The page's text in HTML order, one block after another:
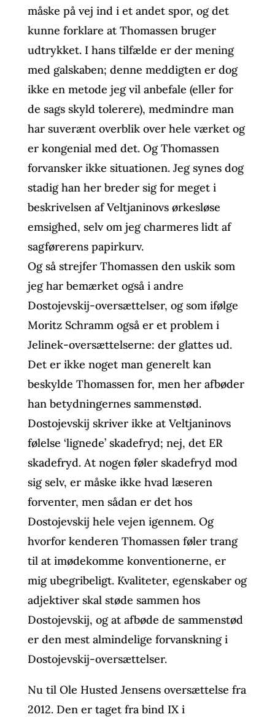
måske på vej ind i et andet spor, og det
kunne forklare at Thomassen bruger
udtrykket. I hans tilfælde er der mening
med galskaben; denne meddigten er dog
ikke en metode jeg vil anbefale (eller for
de sags skyld tolerere), medmindre man
har suverænt overblik over hele værket og
er kongenial med det. Og Thomassen
forvansker ikke situationen. Jeg synes dog
stadig han her breder sig for meget i
beskrivelsen af Veltjaninovs ørkesløse
emsighed, selv om jeg charmeres lidt af
sagførerens papirkurv.
Og så strejfer Thomassen den uskik som
jeg har bemærket også i andre
Dostojevskij-oversættelser, og som ifølge
Moritz Schramm også er et problem i
Jelinek-oversættelserne: der glattes ud.
Det er ikke noget man generelt kan
beskylde Thomassen for, men her afbøder
han betydningernes sammenstød.
Dostojevskij skriver ikke at Veltjaninovs
følelse ‘lignede’ skadefryd; nej, det ER
skadefryd. At nogen føler skadefryd mod
sig selv, er måske ikke hvad læseren
forventer, men sådan er det hos
Dostojevskij hele vejen igennem. Og
hvorfor kenderen Thomassen føler trang
til at imødekomme konventionerne, er
mig ubegribeligt. Kvaliteter, egenskaber og
adjektiver skal støde sammen hos
Dostojevskij, og at afbøde de sammenstød
er den mest almindelige forvanskning i
Dostojevskij-oversættelser.
Nu til Ole Husted Jensens oversættelse fra
2012. Den er taget fra bind IX i